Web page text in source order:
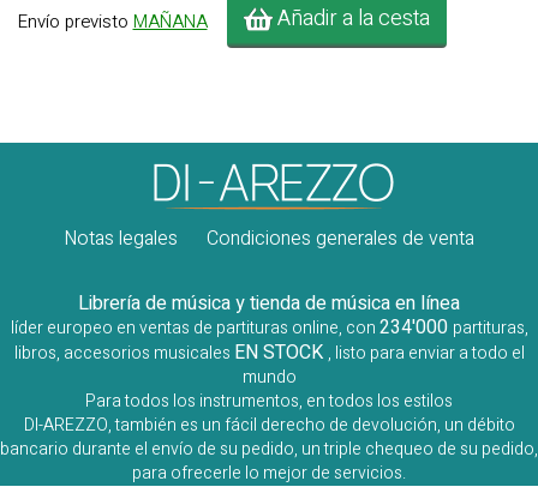
Envío previsto MAÑANA Añadir a la cesta
Notas legales Condiciones generales de venta
Librería de música y tienda de música en línea
líder europeo en ventas de partituras online, con234'000 partituras,
libros, accesorios musicales EN STOCK , listo para enviar a todo el
mundo
Para todos los instrumentos, en todos los estilos
DI-AREZZO, también es un fácil derecho de devolución, un débito
bancario durante el envío de su pedido, un triple chequeo de su pedido,
para ofrecerle lo mejor de servicios.